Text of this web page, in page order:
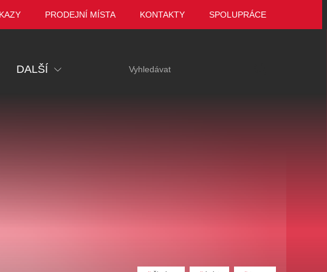
PRODEJNÍ MÍSTA KONTAKTY SPOLUPRÁCE
DALŠÍ
Zámek Manětín